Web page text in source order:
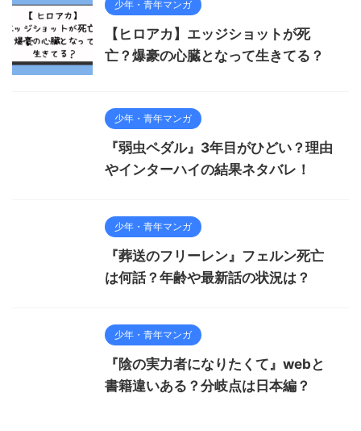
少年・青年マンガ
【ヒロアカ】エッジショットが死
亡？爆豪の心臓となって生きてる？
少年・青年マンガ
『弱虫ペダル』3年目がひどい？理由
やインターハイの結果ネタバレ！
少年・青年マンガ
『葬送のフリーレン』フェルン死亡
は何話？年齢や最新話の状況は？
少年・青年マンガ
『陰の実力者になりたくて』webと
書籍違いある？分岐点は日本編？